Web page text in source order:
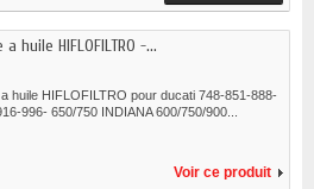
huile HIFLOFILTRO -...
a huile HIFLOFILTRO pour ducati 748-851-888-
996- 650/750 INDIANA 600/750/900...
Voir ce produit